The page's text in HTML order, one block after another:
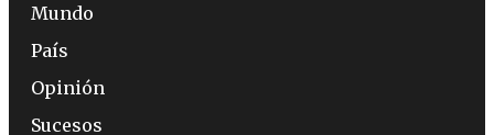
Mundo
País
Opinión
Sucesos